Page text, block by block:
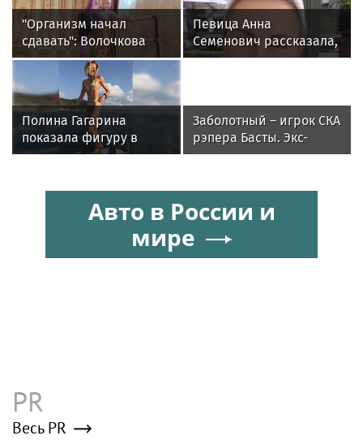
"Организм начал
сдавать": Волочкова
раскрыла причину
отсутствия фотографий
со шпагатами
Певица Анна
Семенович рассказала,
что улетела с
Полина Гагарина
показала фигуру в
бикини во время
Геленджике
Заболотный – игрок СКА
рэпера Басты. Экс-
форвард «Спартака»
тысяч в месяц
Авто в России и
мире
PR
Весь PR